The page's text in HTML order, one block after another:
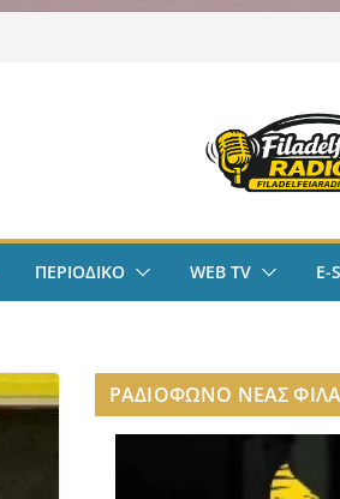
ΠΕΡΙΟΔΙΚΟ WEB TV E-
ΡΑΔΙΟΦΩΝΟ ΝΕΑΣ